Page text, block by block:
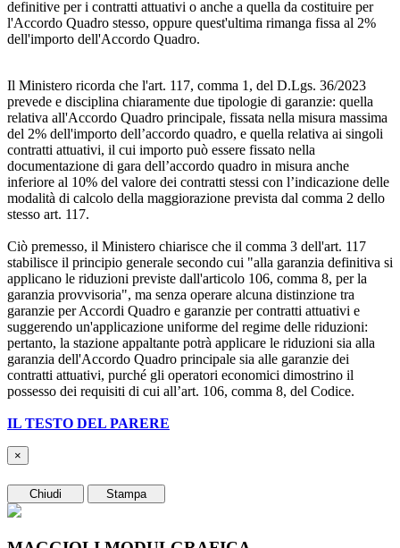
definitive per i contratti attuativi o anche a quella da costituire per
l'Accordo Quadro stesso, oppure quest'ultima rimanga fissa al 2%
dell'importo dell'Accordo Quadro.
Il Ministero ricorda che l'art. 117, comma 1, del D.Lgs. 36/2023
prevede e disciplina chiaramente due tipologie di garanzie: quella
relativa all'Accordo Quadro principale, fissata nella misura massima
del 2% dell'importo dell’accordo quadro, e quella relativa ai singoli
contratti attuativi, il cui importo può essere fissato nella
documentazione di gara dell’accordo quadro in misura anche
inferiore al 10% del valore dei contratti stessi con l’indicazione delle
modalità di calcolo della maggiorazione prevista dal comma 2 dello
stesso art. 117.
Ciò premesso, il Ministero chiarisce che il comma 3 dell'art. 117
stabilisce il principio generale secondo cui "alla garanzia definitiva si
applicano le riduzioni previste dall'articolo 106, comma 8, per la
garanzia provvisoria", ma senza operare alcuna distinzione tra
garanzie per Accordi Quadro e garanzie per contratti attuativi e
suggerendo un'applicazione uniforme del regime delle riduzioni:
pertanto, la stazione appaltante potrà applicare le riduzioni sia alla
garanzia dell'Accordo Quadro principale sia alle garanzie dei
contratti attuativi, purché gli operatori economici dimostrino il
possesso dei requisiti di cui all’art. 106, comma 8, del Codice.
IL TESTO DEL PARERE
×
Chiudi Stampa